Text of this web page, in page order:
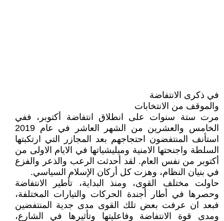
في ذكرى الانتفاضة
والموقف من الانتخابات
مرت ستة سنوات على انطلاق انتفاضة أكتوبر، ففي
الخامس والعشرين من الشهر العاشر في عام 2019
استأنف المنتفضون احتجاجهم بعد المجازر التي ارتكبتها
السلطة واجنحتها الامنية وميليشياتها في الايام الاولى من
أكتوبر من نفس العام. لقد أحدثت الرعب والذعر والفزع
في بنيان النظام، وهزت كل أركان الإسلام السياسي.
حاولت مختلف القوى، ومنذ البداية، تأطير الانتفاضة
وحصرها في أطار أجندة الحركات والتيارات المختلفة،
فبعد ان عرفت بعض تلك القوى مدى جدية المنتفضين
ومدى قوة الانتفاضة وفاعليتها وتأثيرها في الشارع،